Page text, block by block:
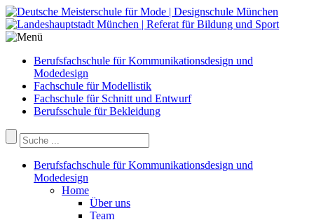
Berufsfachschule für Kommunikationsdesign und
Modedesign
Fachschule für Modellistik
Fachschule für Schnitt und Entwurf
Berufsschule für Bekleidung
Berufsfachschule für Kommunikationsdesign und
Modedesign
Home
Über uns
Team